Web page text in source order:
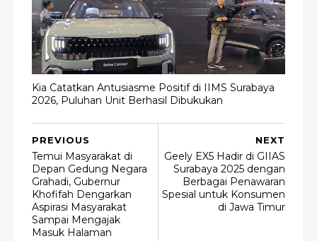
Kia Catatkan Antusiasme Positif di IIMS Surabaya
2026, Puluhan Unit Berhasil Dibukukan
NEXT
Geely EX5 Hadir di GIIAS
Surabaya 2025 dengan
Berbagai Penawaran
Spesial untuk Konsumen
di Jawa Timur
PREVIOUS
Temui Masyarakat di
Depan Gedung Negara
Grahadi, Gubernur
Khofifah Dengarkan
Aspirasi Masyarakat
Sampai Mengajak
Masuk Halaman